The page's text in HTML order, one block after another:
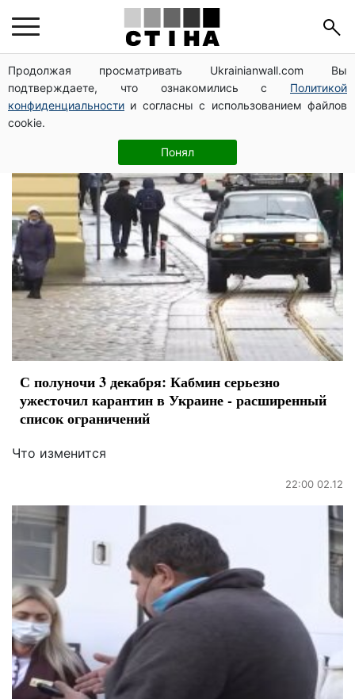
Продолжая просматривать Ukrainianwall.com Вы
подтверждаете, что ознакомились с Политикой
конфиденциальности и согласны с использованием файлов
cookie.
Понял
посилення карантину
в Україні
С полуночи 3 декабря: Кабмин серьезно
ужесточил карантин в Украине - расширенный
список ограничений
Что изменится
22:00 02.12